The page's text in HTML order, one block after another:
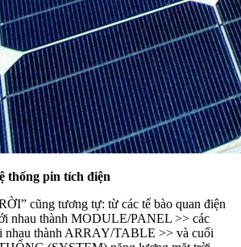
thống pin tích điện
cũng tương tự: từ các tế bào quan điện
nhau thành MODULE/PANEL >> các
thành ARRAY/TABLE >> và cuối